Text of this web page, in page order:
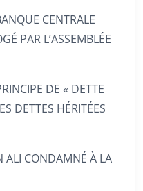
CENTRALE
PAR L’ASSEMBLÉE
DE « DETTE
DETTES HÉRITÉES
ALI CONDAMNÉ À LA